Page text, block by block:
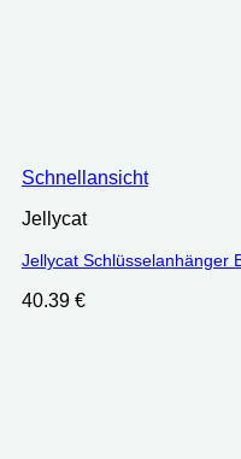
Schnellansicht
Jellycat
Jellycat Schlüsselanhänger
40.39 €